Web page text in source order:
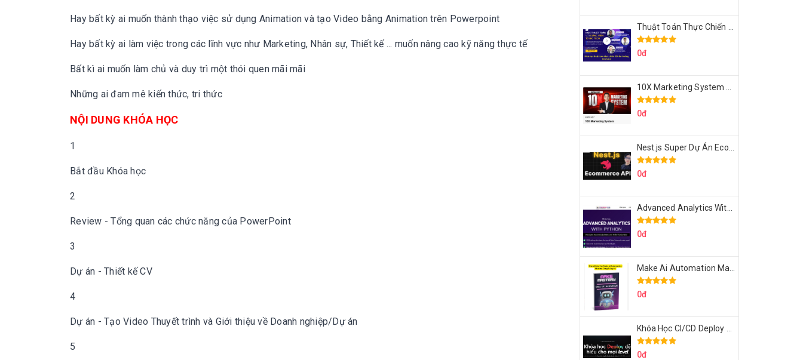
Hay bất kỳ ai muốn thành thạo việc sử dụng Animation và tạo Video bằng Animation trên Powerpoint
Hay bất kỳ ai làm việc trong các lĩnh vực như Marketing, Nhân sự, Thiết kế ... muốn nâng cao kỹ năng thực tế
Bất kì ai muốn làm chủ và duy trì một thói quen mãi mãi
Những ai đam mê kiến thức, tri thức
NỘI DUNG KHÓA HỌC
1
Bắt đầu Khóa học
2
Review - Tổng quan các chức năng của PowerPoint
3
Dự án - Thiết kế CV
4
Dự án - Tạo Video Thuyết trình và Giới thiệu về Doanh nghiệp/Dự án
5
0đ
0đ
0đ
0đ
0đ
0đ